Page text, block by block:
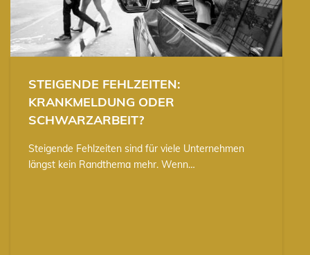
STEIGENDE FEHLZEITEN:
KRANKMELDUNG ODER
SCHWARZARBEIT?
Steigende Fehlzeiten sind für viele Unternehmen
längst kein Randthema mehr. Wenn…